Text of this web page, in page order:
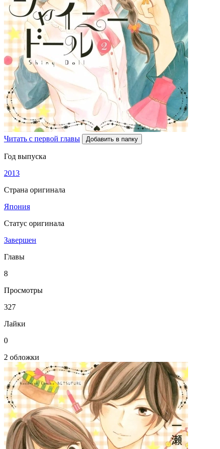
Читать с первой главы Добавить в папку
Год выпуска
2013
Страна оригинала
Япония
Статус оригинала
Завершен
Главы
8
Просмотры
327
Лайки
0
2 обложки